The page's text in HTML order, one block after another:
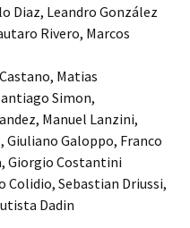
Diaz, Leandro González
Rivero, Marcos
Matias
Simon,
Manuel Lanzini,
Galoppo, Franco
Giorgio Costantini
Colidio, Sebastian Driussi,
Dadin